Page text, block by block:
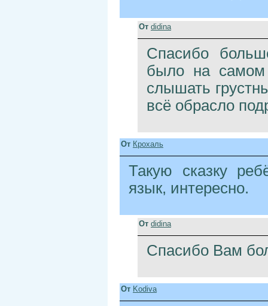
От didina
Спасибо
было на самом
слышать
всё обрасло
От Крохаль
Такую сказку
язык, интересно.
От didina
Спасибо Вам
От Kodiva